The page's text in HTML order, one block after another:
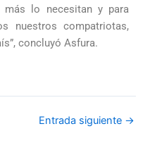
lo necesitan y para
nuestros compatriotas,
concluyó Asfura.
Entrada siguiente →